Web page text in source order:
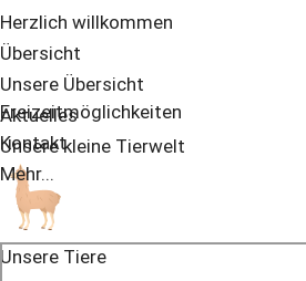
Herzlich willkommen
Übersicht
Unsere Übersicht
Aktuelles
Unsere kleine Tierwelt
Unsere Tiere
Freizeitmöglichkeiten
Kontakt
Mehr...